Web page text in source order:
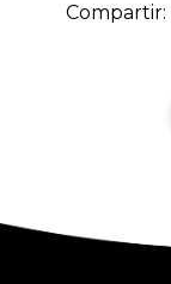
Compartir: